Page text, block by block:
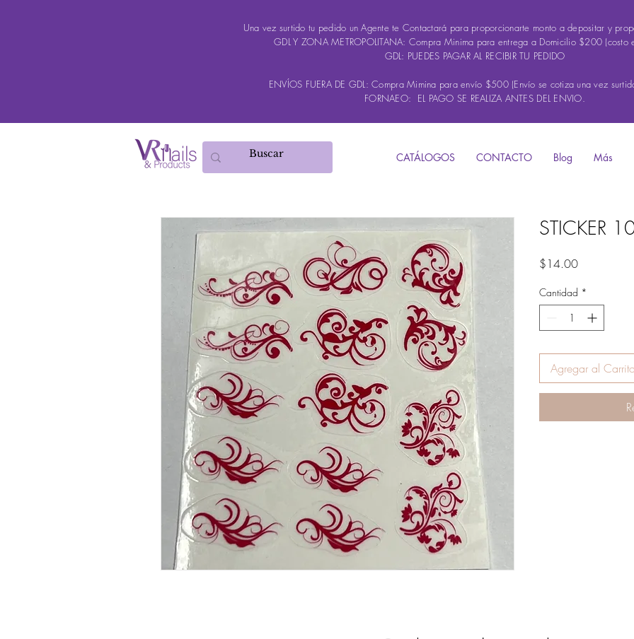
Una vez surtido tu pedido un Agente te Contactará para proporcionarte monto a depositar y
GDL Y ZONA METROPOLITANA: Compra Minima para entrega a Domicilio $200 (costo
GDL: PUEDES PAGAR AL RECIBIR TU PEDIDO
ENVÍOS FUERA DE GDL: Compra Mimina para envío $500 (Envío se cotiza una vez
FORNAEO: EL PAGO SE REALIZA ANTES DEL ENVIO.
CATÁLOGOS CONTACTO Blog Más
STICKER
$14.00Precio
Cantidad *
Agregar al